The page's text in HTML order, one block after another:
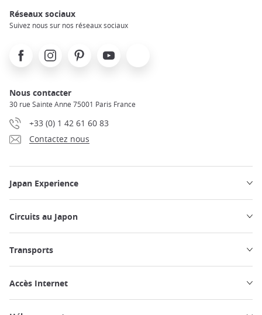
Réseaux sociaux
Suivez nous sur nos réseaux sociaux
FacebookInstagramPinterest Youtube
Nous contacter
30 rue Sainte Anne 75001 Paris France
+33 (0) 1 42 61 60 83
Contactez nous
Japan Experience
Circuits au Japon
Transports
Accès Internet